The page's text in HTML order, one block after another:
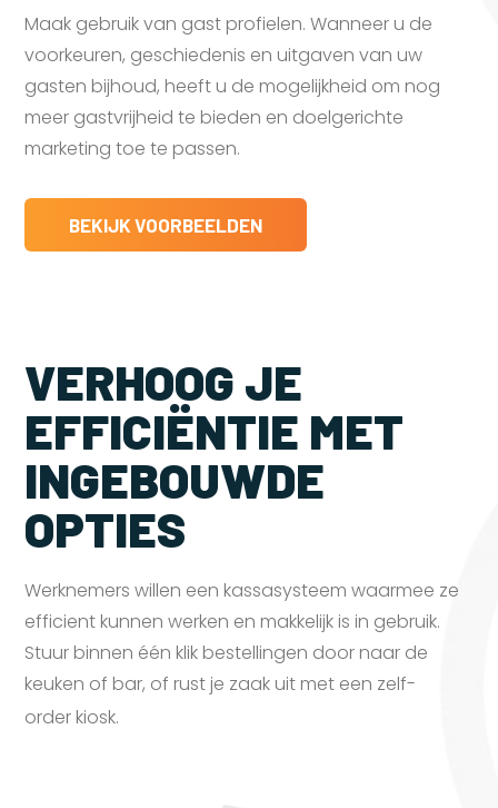
Maak gebruik van gast profielen. Wanneer u de
voorkeuren, geschiedenis en uitgaven van uw
gasten bijhoud, heeft u de mogelijkheid om nog
meer gastvrijheid te bieden en doelgerichte
marketing toe te passen.
BEKIJK VOORBEELDEN
VERHOOG JE
EFFICIËNTIE MET
INGEBOUWDE
OPTIES
Werknemers willen een kassasysteem waarmee ze
efficient kunnen werken en makkelijk is in gebruik.
Stuur binnen één klik bestellingen door naar de
keuken of bar, of rust je zaak uit met een zelf-
order kiosk.